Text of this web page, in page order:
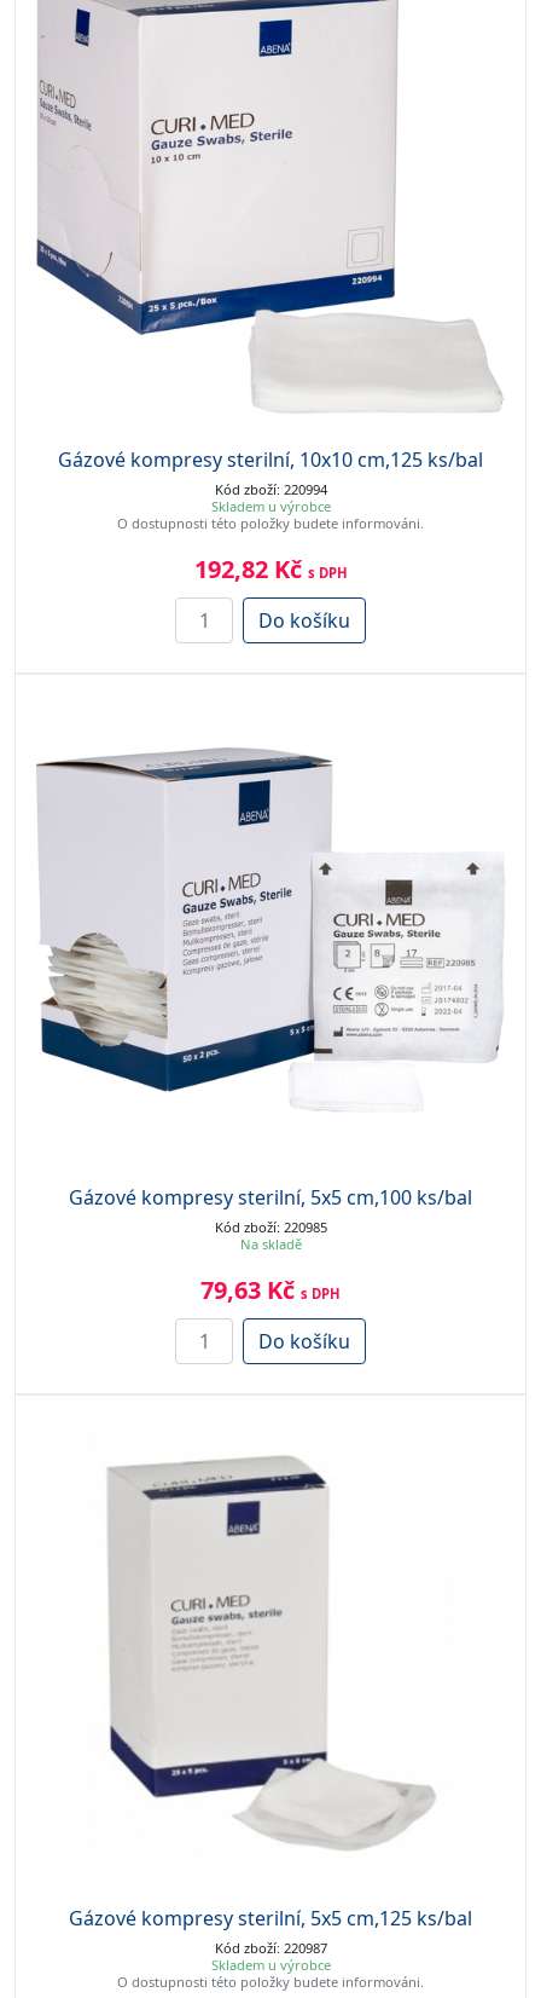
Gázové kompresy sterilní, 10x10 cm,125 ks/bal
Kód zboží: 220994
Skladem u výrobce
O dostupnosti této položky budete informováni.
192,82 Kč s DPH
Do košíku
Gázové kompresy sterilní, 5x5 cm,100 ks/bal
Kód zboží: 220985
Na skladě
79,63 Kč s DPH
Do košíku
Gázové kompresy sterilní, 5x5 cm,125 ks/bal
Kód zboží: 220987
Skladem u výrobce
O dostupnosti této položky budete informováni.